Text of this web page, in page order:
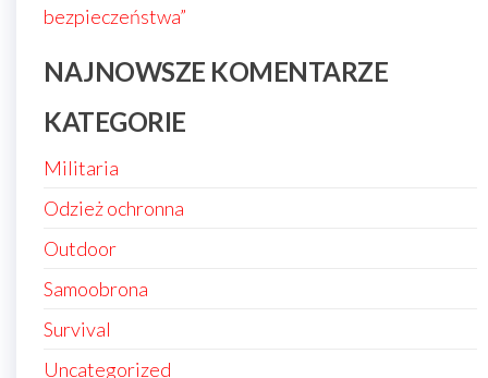
bezpieczeństwa”
NAJNOWSZE KOMENTARZE
KATEGORIE
Militaria
Odzież ochronna
Outdoor
Samoobrona
Survival
Uncategorized